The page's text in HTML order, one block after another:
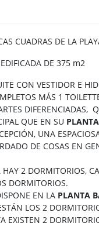
CUADRAS DE LA
DE 375 m2
CON VESTIDOR E
MÁS 1
QUE EN SU
UNA
DE COSAS EN
HAY 2 DORMITORIOS,
DORMITORIOS.
EN LA PLANTA
LOS 2
EXISTEN 2